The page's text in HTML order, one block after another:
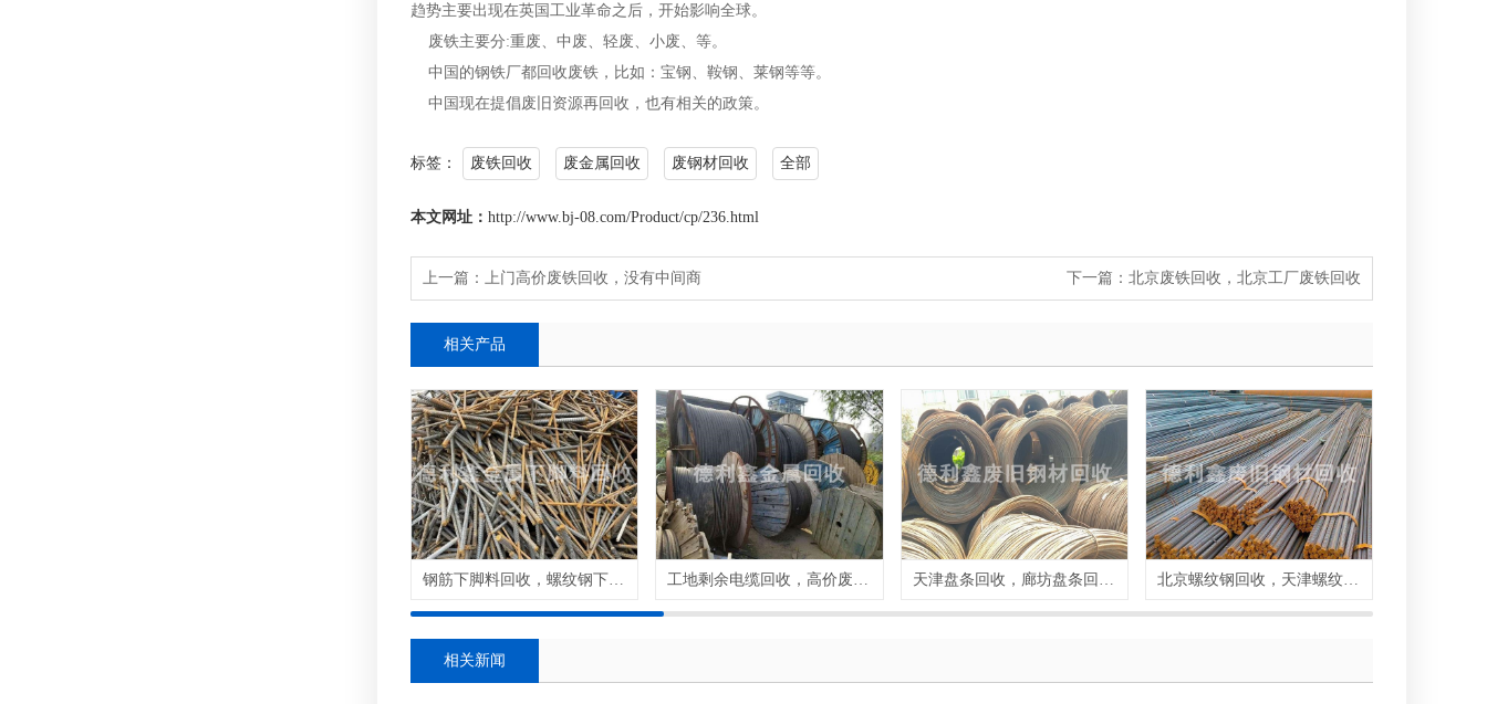
趋势主要出现在英国工业革命之后，开始影响全球。
废铁主要分:重废、中废、轻废、小废、等。
中国的钢铁厂都回收废铁，比如：宝钢、鞍钢、莱钢等等。
中国现在提倡废旧资源再回收，也有相关的政策。
标签： 废铁回收 废金属回收 废钢材回收 全部
本文网址： http://www.bj-08.com/Product/cp/236.html
上一篇： 上门高价废铁回收，没有中间商 下一篇： 北京废铁回收，北京工厂废铁回收
相关产品
钢筋下脚料回收，螺纹钢下脚料回收 工地剩余电缆回收，高价废旧电缆回收 天津盘条回收，廊坊盘条回收，北京盘条回收 北京螺纹钢回收，天津螺纹钢回收
相关新闻